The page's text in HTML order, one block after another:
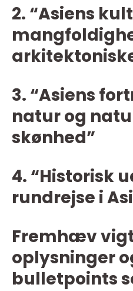
2. “Asiens
3. “Asiens
natur og
skønhed”
4. “Historisk
rundrejse i
Fremhæv
oplysninger
bulletpoints